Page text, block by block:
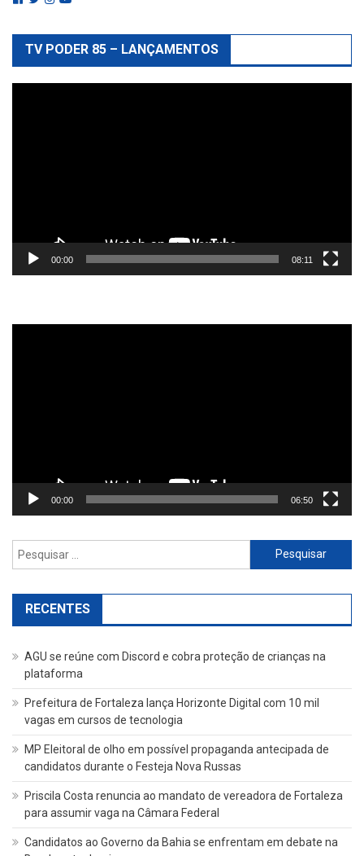
TV PODER 85 – LANÇAMENTOS
00:00 08:11
00:00 06:50
Pesquisar
por:
RECENTES
AGU se reúne com Discord e cobra proteção de crianças na
plataforma
Prefeitura de Fortaleza lança Horizonte Digital com 10 mil
vagas em cursos de tecnologia
MP Eleitoral de olho em possível propaganda antecipada de
candidatos durante o Festeja Nova Russas
Priscila Costa renuncia ao mandato de vereadora de Fortaleza
para assumir vaga na Câmara Federal
Candidatos ao Governo da Bahia se enfrentam em debate na